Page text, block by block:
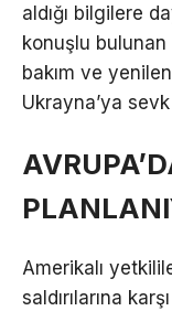
aldığı bilgilere
konuşlu
bakım ve
Ukrayna’ya
Amerikalı
saldırılarına